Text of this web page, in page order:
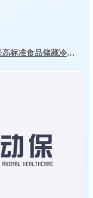
春发生物科技（宁夏）2666立方米高标准食品储藏冷库工程案例